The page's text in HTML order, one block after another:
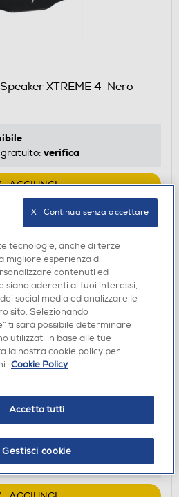
XTREME 4-Nero
verifica
AGGIUNGI
GO 5-Rosso
gratuito:verifica
tecnologie, anche di terze
migliore esperienza di
contenuti ed
siano aderenti ai tuoi interessi,
social media ed analizzare le
sito. Selezionando
ti sarà possibile determinare
utilizzati in base alle tue
la nostra cookie policy per
Cookie Policy
Accetta tutti
Gestisci cookie
X   Continua senza accettare